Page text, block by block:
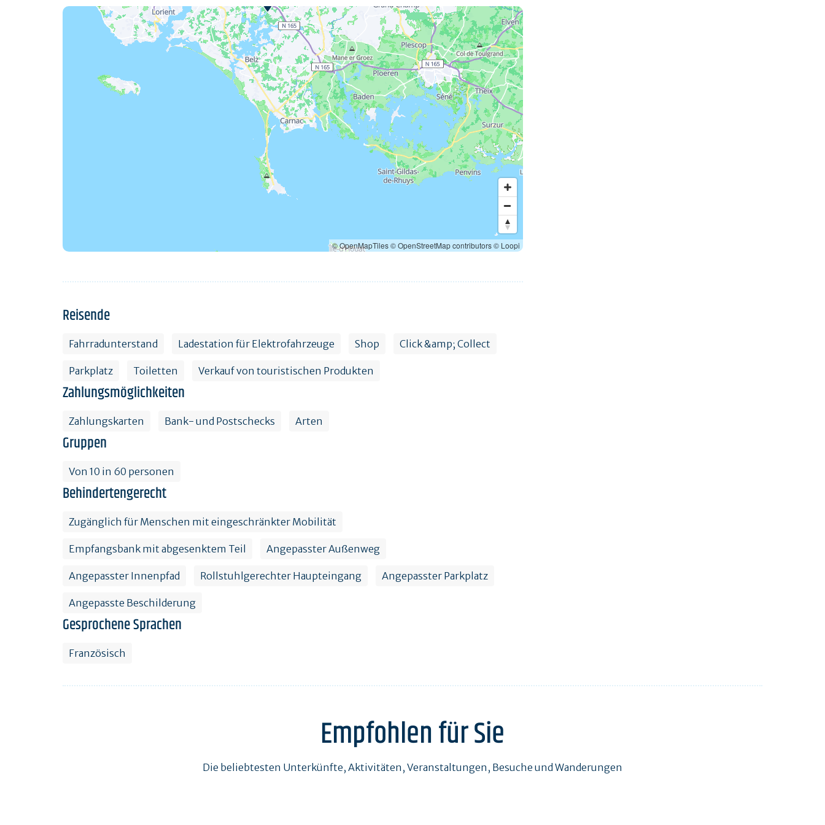
© OpenMapTiles© OpenStreetMap contributors© Loopi
Reisende
Fahrradunterstand Ladestation für Elektrofahrzeuge Shop Click &amp; Collect
Parkplatz Toiletten Verkauf von touristischen Produkten
Zahlungsmöglichkeiten
Zahlungskarten Bank- und Postschecks Arten
Gruppen
Von 10 in 60 personen
Behindertengerecht
Zugänglich für Menschen mit eingeschränkter Mobilität
Empfangsbank mit abgesenktem Teil Angepasster Außenweg
Angepasster Innenpfad Rollstuhlgerechter Haupteingang Angepasster Parkplatz
Angepasste Beschilderung
Gesprochene Sprachen
Französisch
Empfohlen für Sie
Die beliebtesten Unterkünfte, Aktivitäten, Veranstaltungen, Besuche und Wanderungen